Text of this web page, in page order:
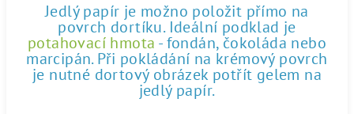
Jedlý papír je možno položit přímo na
povrch dortíku. Ideální podklad je
potahovací hmota - fondán, čokoláda nebo
marcipán. Při pokládání na krémový povrch
je nutné dortový obrázek potřít gelem na
jedlý papír.